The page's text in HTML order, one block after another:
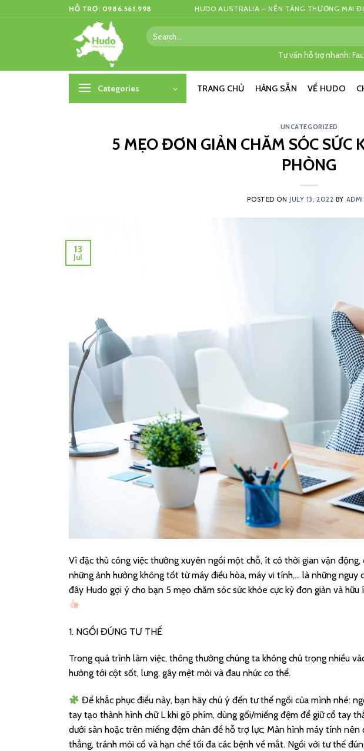
HỖ TRỢ: 0986.561.998 HUDO AUSTRALIA – NỀN TẢNG THƯƠNG MẠI
Search
for:
Tư vấn hỗ trợ nhanh:
Categories TRANG CHỦ HÀNG SẴN VỀ HUDO
UNCATEGORIZED
5 MẸO ĐƠN GIẢN CHĂM SÓC SỨC
PHÒNG
POSTED ON JULY 13, 2022 BY
13
Jul
Vì đặc thù công việc thường xuyên ngồi một chỗ, ít có thời gian vận
những ảnh hưởng không tốt từ máy điều hòa, máy vi tính,… là những
đây Hudo gợi ý cho bạn 5 mẹo chăm sóc sức khỏe cực kỳ đơn giản và
1. NGỒI ĐÚNG TƯ THẾ
Trong quá trình làm việc, thông thường chúng ta không chú trọng nhiều
hưởng tới cột sốt, lưng, gây mệt mỏi và đau nhức cơ thể.
Để khắc phục điều này, bạn hãy chú ý đến tư thế ngồi của mình nhé:
tay tạo thành hình chữ L khi gõ phím, dùng gối/miếng đệm để giữ cổ tay
dưới sàn hoặc trên miếng đệm chân để hỗ trợ lực; Màn hình máy tính
thẳng, tránh mỏi cổ và hạn chế tối đa các bệnh về mắt. Ngồi với tư thế